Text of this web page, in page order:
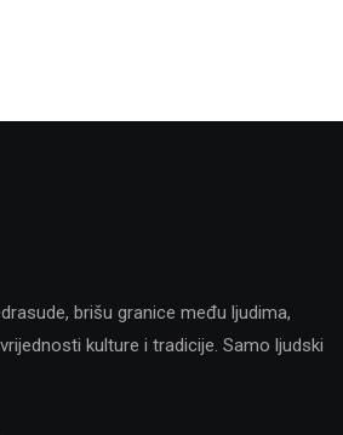
brišu granice među ljudima,
kulture i tradicije. Samo ljudski